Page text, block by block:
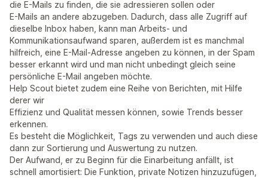
die E-Mails zu finden, die sie adressieren sollen oder
E-Mails an andere abzugeben. Dadurch, dass alle Zugriff auf
dieselbe Inbox haben, kann man Arbeits- und
Kommunikationsaufwand sparen, außerdem ist es manchmal
hilfreich, eine E-Mail-Adresse angeben zu können, in der Spam
besser erkannt wird und man nicht unbedingt gleich seine
persönliche E-Mail angeben möchte.
Help Scout bietet zudem eine Reihe von Berichten, mit Hilfe
derer wir
Effizienz und Qualität messen können, sowie Trends besser
erkennen.
Es besteht die Möglichkeit, Tags zu verwenden und auch diese
dann zur Sortierung und Auswertung zu nutzen.
Der Aufwand, er zu Beginn für die Einarbeitung anfällt, ist
schnell amortisiert: Die Funktion, private Notizen hinzuzufügen,